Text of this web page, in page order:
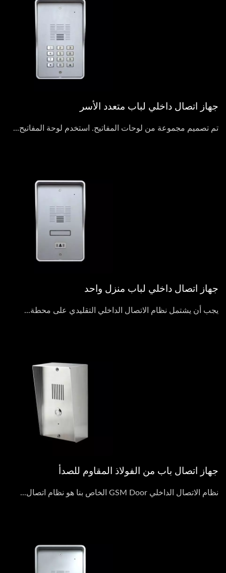
جهاز اتصال داخلي لباب متعدد الأسر
تم تصميم مجموعة من لوحات المفاتيح. استخدم لوحة المفاتيح...
جهاز اتصال داخلي لباب منزل واحد
يجب أن يشتمل نظام الاتصال الداخلي التقليدي على محطة...
جهاز اتصال باب من الفولاذ المقاوم للصدأ
نظام الاتصال الداخلي GSM Door الخاص بنا هو نظام اتصال...